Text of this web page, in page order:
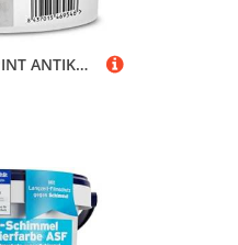
Tecno Prodist TECPINT ANTIKONDENSATION (750 ml) - Anti-Kondensations- und Anti-Schimmel-Farbe auf Wasserbasis für innen und außen -Wände und Decken -hohe Deckkraft -einfache Anwendung -WEISS